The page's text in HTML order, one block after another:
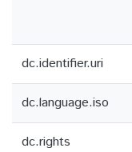
dc.identifier.uri
dc.language.iso
dc.rights